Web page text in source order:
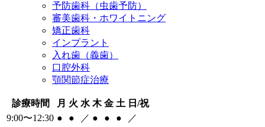
予防歯科（虫歯予防）
審美歯科・ホワイトニング
矯正歯科
インプラント
入れ歯（義歯）
口腔外科
顎関節症治療
診療時間 月 火 水 木 金 土 日/祝
9:00〜12:30 ● ● ／ ● ● ●
／